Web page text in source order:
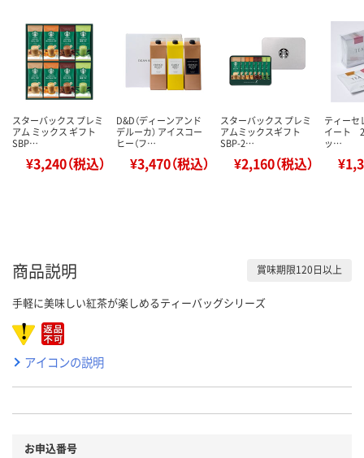
スターバックス プレミ
アム ミックス ギフト
SBP…
¥3,240（税込）
D&D（ディーンアンド
デルーカ） アイスコー
ヒー（フ…
¥3,470（税込）
スターバックス プレミ
アムミックスギフト
SBP-2…
¥2,160（税込）
ティーセ
イート
ッ…
商品説明 賞味期限120日以上
手軽に美味しい紅茶が楽しめるティーバッグシリーズ
アイコンの説明
お申込番号